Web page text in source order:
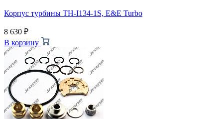
Корпус турбины TH-I134-1S, E&E Turbo
8 630 ₽
В корзину